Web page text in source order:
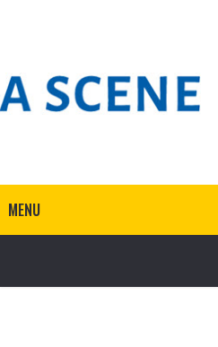
MENU